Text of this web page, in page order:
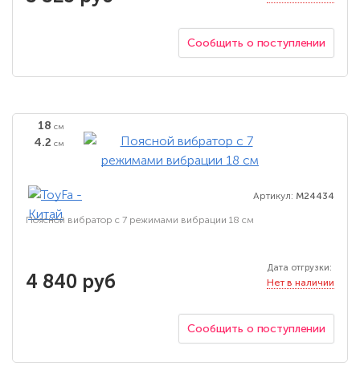
Сообщить о поступлении
18 см
4.2 см
Артикул: M24434
Поясной вибратор с 7 режимами вибрации 18 см
4 840 руб
Дата отгрузки:
Нет в наличии
Сообщить о поступлении